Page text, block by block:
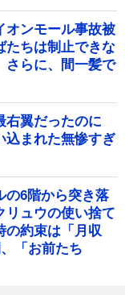
ンモール事故被
ちは制止できな
らに、間一髪で
右翼だったのに
込まれた無惨すぎ
の6階から突き落
ュウの使い捨て
約束は「月収
「お前たち